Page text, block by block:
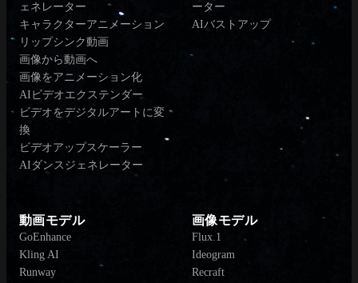
ェネレーター
キャラクターアニメーション
リップシンク動画
画像から動画へ
画像をアニメーション化
AIビデオエクステンダー
ビデオをデジタルアートに変
換
ビデオアップスケーラー
AIダンスジェネレーター
ーター
AIバストアップ
動画モデル
GoEnhance
Kling AI
Runway
画像モデル
Flux.1
Ideogram
Recraft